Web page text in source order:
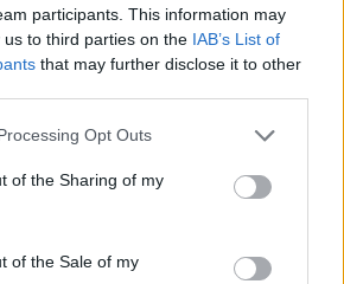
participants. This information may
to third parties on the IAB’s List of
that may further disclose it to other
website/app uses one or more Google
or usage behaviour. You may click to
to Google and its third-party tags to
specified purposes in below Google
Opt Outs
of the Sharing of my
of the Sale of my
megdőlni a tévhit, miszerint a
a dokumentumfilmek
ismereteket terjesztenek valami
amik egytől egyig szuperek,
emberségesek. A II.…